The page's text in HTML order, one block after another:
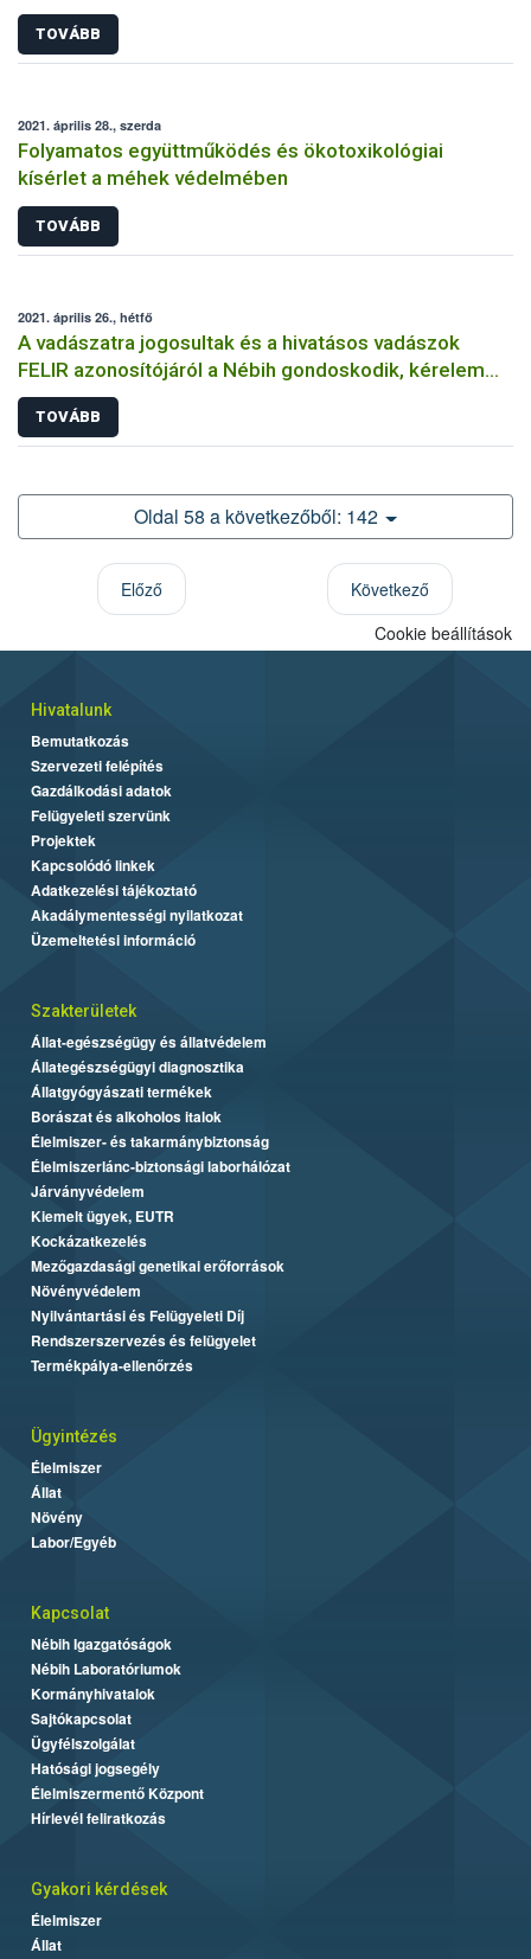
TOVÁBB
2021. április 28., szerda
Folyamatos együttműködés és ökotoxikológiai
kísérlet a méhek védelmében
TOVÁBB
2021. április 26., hétfő
A vadászatra jogosultak és a hivatásos vadászok
FELIR azonosítójáról a Nébih gondoskodik, kérelem
sem szükséges hozzá
TOVÁBB
Oldal 58 a következőből: 142
Előző
Következő
Cookie beállítások
Hivatalunk
Bemutatkozás
Szervezeti felépítés
Gazdálkodási adatok
Felügyeleti szervünk
Projektek
Kapcsolódó linkek
Adatkezelési tájékoztató
Akadálymentességi nyilatkozat
Üzemeltetési információ
Szakterületek
Állat-egészségügy és állatvédelem
Állategészségügyi diagnosztika
Állatgyógyászati termékek
Borászat és alkoholos italok
Élelmiszer- és takarmánybiztonság
Élelmiszerlánc-biztonsági laborhálózat
Járványvédelem
Kiemelt ügyek, EUTR
Kockázatkezelés
Mezőgazdasági genetikai erőforrások
Növényvédelem
Nyilvántartási és Felügyeleti Díj
Rendszerszervezés és felügyelet
Termékpálya-ellenőrzés
Ügyintézés
Élelmiszer
Állat
Növény
Labor/Egyéb
Kapcsolat
Nébih Igazgatóságok
Nébih Laboratóriumok
Kormányhivatalok
Sajtókapcsolat
Ügyfélszolgálat
Hatósági jogsegély
Élelmiszermentő Központ
Hírlevél feliratkozás
Gyakori kérdések
Élelmiszer
Állat